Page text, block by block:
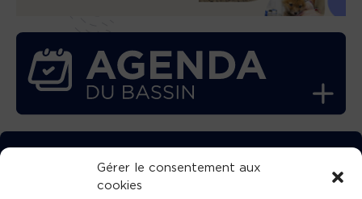
Gérer le consentement aux
cookies
TÉLÉCHARGEZ GRATUITEMENT
L’APPLICATION TVBA !